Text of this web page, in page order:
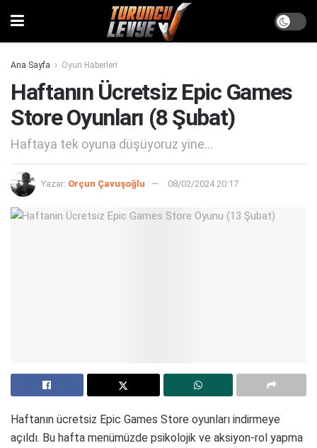
Ana Sayfa Oyun Haberleri
Haftanın Ücretsiz Epic Games
Store Oyunları (8 Şubat)
Haftaya tek oyuna düşüyoruz yine...
Yazar: Orçun Çavuşoğlu 08/02/2024 20:17
Haftanın ücretsiz Epic Games Store oyunları indirmeye
açıldı. Bu hafta menümüzde psikolojik ve aksiyon-rol yapma